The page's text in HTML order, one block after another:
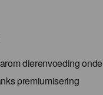
dierenvoeding
premiumisering